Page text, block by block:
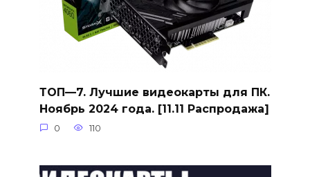
ТОП—7. Лучшие видеокарты для ПК.
Ноябрь 2024 года. [11.11 Распродажа]
0 110